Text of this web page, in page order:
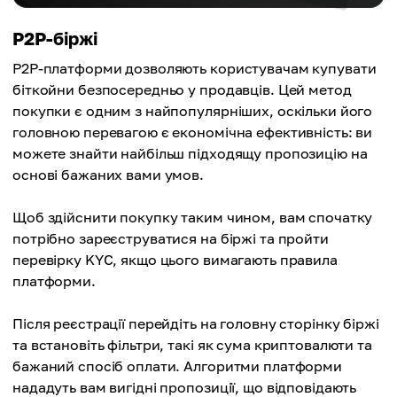
P2P-біржі
P2P-платформи дозволяють користувачам купувати
біткойни безпосередньо у продавців. Цей метод
покупки є одним з найпопулярніших, оскільки його
головною перевагою є економічна ефективність: ви
можете знайти найбільш підходящу пропозицію на
основі бажаних вами умов.
Щоб здійснити покупку таким чином, вам спочатку
потрібно зареєструватися на біржі та пройти
перевірку KYC, якщо цього вимагають правила
платформи.
Після реєстрації перейдіть на головну сторінку біржі
та встановіть фільтри, такі як сума криптовалюти та
бажаний спосіб оплати. Алгоритми платформи
нададуть вам вигідні пропозиції, що відповідають